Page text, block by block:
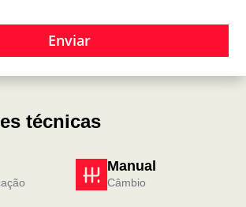
Enviar
técnicas
Manual
Câmbio